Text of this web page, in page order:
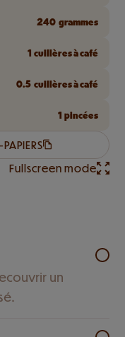
240 grammes
1 cuillères à café
0.5 cuillères à café
1 pincées
Fullscreen mode
un